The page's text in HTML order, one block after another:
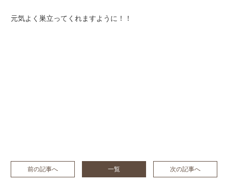
元気よく巣立ってくれますように！！
前の記事へ 一覧 次の記事へ